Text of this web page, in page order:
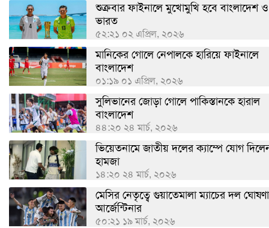
শুক্রবার ফাইনালে মুখোমুখি হবে বাংলাদেশ ও
ভারত
৫২:২১ ০২ এপ্রিল, ২০২৬
মানিকের গোলে নেপালকে হারিয়ে ফাইনালে
বাংলাদেশ
০১:১৯ ০১ এপ্রিল, ২০২৬
সুলিভানের জোড়া গোলে পাকিস্তানকে হারাল
বাংলাদেশ
৪৪:২০ ২৪ মার্চ, ২০২৬
ভিয়েতনামে জাতীয় দলের ক্যাম্পে যোগ
হামজা
১৪:২০ ২৪ মার্চ, ২০২৬
মেসির নেতৃত্বে গুয়াতেমালা ম্যাচের দল ঘোষণা
আর্জেন্টিনার
৫০:২১ ১৯ মার্চ, ২০২৬